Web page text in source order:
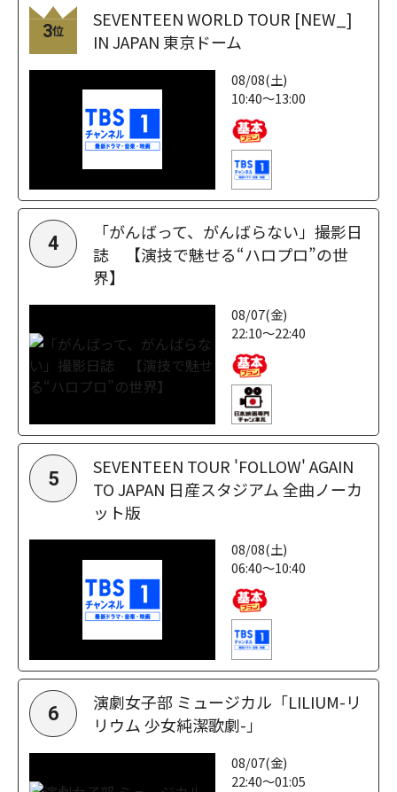
3位
SEVENTEEN WORLD TOUR [NEW_]
IN JAPAN 東京ドーム
08/08(土)
10:40～13:00
4
「がんばって、がんばらない」撮影日
誌 【演技で魅せる“ハロプロ”の世
界】
08/07(金)
22:10～22:40
5
SEVENTEEN TOUR 'FOLLOW' AGAIN
TO JAPAN 日産スタジアム 全曲ノーカ
ット版
08/08(土)
06:40～10:40
6
演劇女子部 ミュージカル「LILIUM-リ
リウム 少女純潔歌劇-」
08/07(金)
22:40～01:05